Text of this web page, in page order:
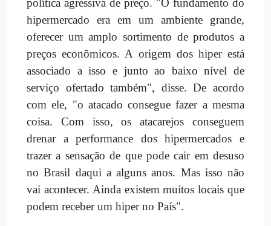
política agressiva de preço. "O fundamento do
hipermercado era em um ambiente grande,
oferecer um amplo sortimento de produtos a
preços econômicos. A origem dos hiper está
associado a isso e junto ao baixo nível de
serviço ofertado também", disse. De acordo
com ele, "o atacado consegue fazer a mesma
coisa. Com isso, os atacarejos conseguem
drenar a performance dos hipermercados e
trazer a sensação de que pode cair em desuso
no Brasil daqui a alguns anos. Mas isso não
vai acontecer. Ainda existem muitos locais que
podem receber um hiper no País".